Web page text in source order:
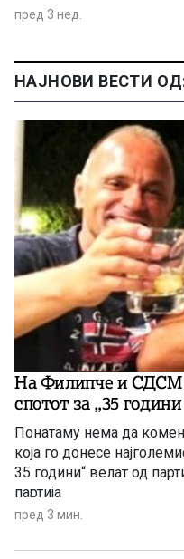
пред 3 нед.
НАЈНОВИ ВЕСТИ
На Филипче и СДСМ
спотот за „35
Понатаму нема да
која го донесе
35 години“ велат од
партија
пред 3 мин.